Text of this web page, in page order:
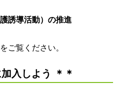
）の推進
ご覧ください。
入しよう ＊＊